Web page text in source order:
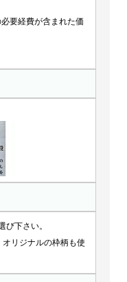
要経費が含まれた価
び下さい。
リジナルの枠柄も使